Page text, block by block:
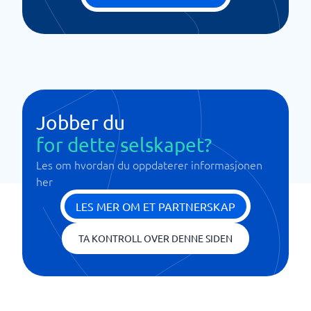
Jobber du
for dette selskapet?
Les om hvordan du oppdaterer informasjonen
her
LES MER OM ET PARTNERSKAP
TA KONTROLL OVER DENNE SIDEN